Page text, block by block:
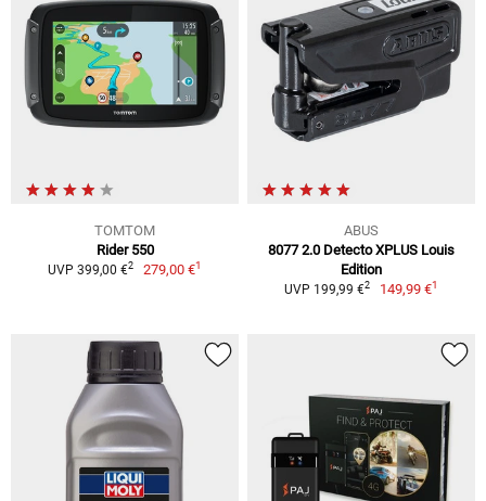
TOMTOM
Rider 550
UVP 399,00 €2 279,00 €1
ABUS
8077 2.0 Detecto XPLUS Louis
Edition
UVP 199,99 €2 149,99 €1